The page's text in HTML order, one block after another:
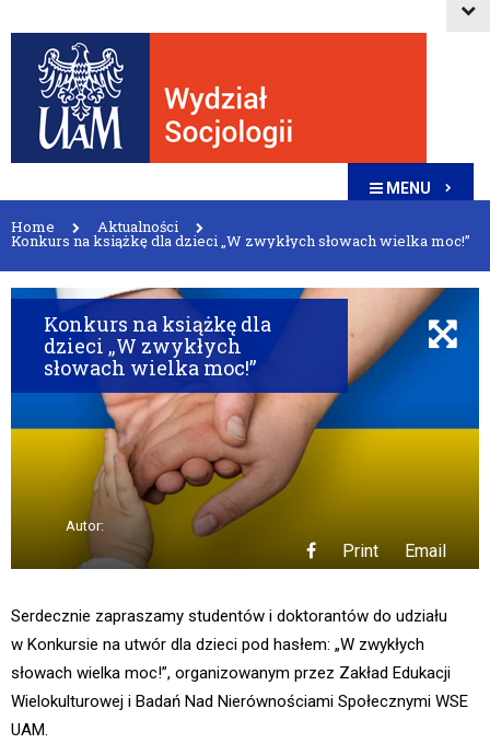
MENU
Home Aktualności
Konkurs na książkę dla dzieci „W zwykłych słowach wielka moc!”
Konkurs na książkę dla
dzieci „W zwykłych
słowach wielka moc!”
Print Email
Autor:
Serdecznie zapraszamy studentów i doktorantów do udziału
w Konkursie na utwór dla dzieci pod hasłem: „W zwykłych
słowach wielka moc!”, organizowanym przez Zakład Edukacji
Wielokulturowej i Badań Nad Nierównościami Społecznymi WSE
UAM.